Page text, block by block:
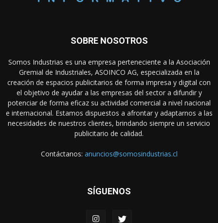
SOBRE NOSOTROS
Somos Industrias es una empresa perteneciente a la Asociación
Gremial de Industriales, ASOINCO AG, especializada en la
creación de espacios publicitarios de forma impresa y digital con
el objetivo de ayudar a las empresas del sector a difundir y
potenciar de forma eficaz su actividad comercial a nivel nacional
e internacional. Estamos dispuestos a afrontar y adaptarnos a las
necesidades de nuestros clientes, brindando siempre un servicio
publicitario de calidad.
Contáctanos: anuncios@somosindustrias.cl
SÍGUENOS